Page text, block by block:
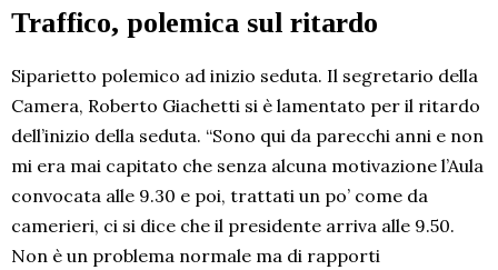
Traffico, polemica sul ritardo
Siparietto polemico ad inizio seduta. Il segretario della
Camera, Roberto Giachetti si è lamentato per il ritardo
dell’inizio della seduta. “Sono qui da parecchi anni e non
mi era mai capitato che senza alcuna motivazione l’Aula
convocata alle 9.30 e poi, trattati un po’ come da
camerieri, ci si dice che il presidente arriva alle 9.50.
Non è un problema normale ma di rapporti